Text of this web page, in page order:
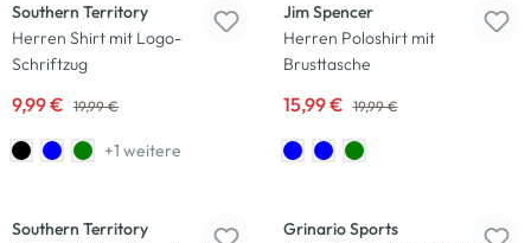
Southern Territory
Herren Shirt mit Logo-
Schriftzug
9,99 € 19,99 €
+1 weitere
Jim Spencer
Herren Poloshirt mit
Brusttasche
15,99 € 19,99 €
Southern Territory
Grinario Sports